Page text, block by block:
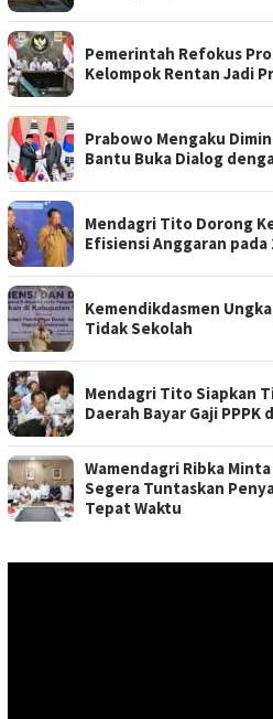
Pemerintah Refokus
Kelompok Rentan Jadi
Prabowo Mengaku
Bantu Buka Dialog
Mendagri Tito Dorong
Efisiensi Anggaran pada
Kemendikdasmen
Tidak Sekolah
Mendagri Tito Siapkan
Daerah Bayar Gaji PPPK
Wamendagri Ribka
Segera Tuntaskan
Tepat Waktu